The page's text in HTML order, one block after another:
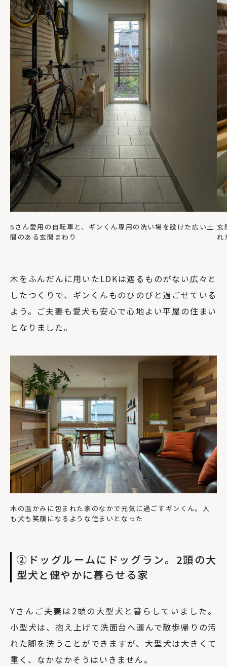
Sさん愛用の自転車と、ギンくん専用の洗い場を設けた広い土
間のある玄関まわり
玄
れ
木をふんだんに用いたLDKは遮るものがない広々と
したつくりで、ギンくんものびのびと過ごせている
よう。ご夫妻も愛犬も安心で心地よい平屋の住まい
となりました。
木の温かみに包まれた家のなかで元気に過ごすギンくん。人
も犬も笑顔になるような住まいとなった
②ドッグルームにドッグラン。2頭の大
型犬と健やかに暮らせる家
Yさんご夫妻は2頭の大型犬と暮らしていました。
小型犬は、抱え上げて洗面台へ運んで散歩帰りの汚
れた脚を洗うことができますが、大型犬は大きくて
重く、なかなかそうはいきません。